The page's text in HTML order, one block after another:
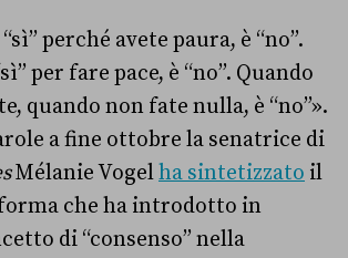
perché avete paura, è “no”.
per fare pace, è “no”. Quando
quando non fate nulla, è “no”».
a fine ottobre la senatrice di
Mélanie Vogelha sintetizzato il
che ha introdotto in
di “consenso” nella